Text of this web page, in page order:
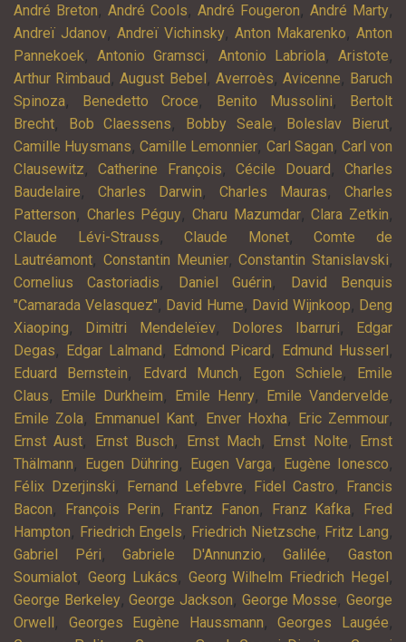
André Breton, André Cools, André Fougeron, André Marty,
Andreï Jdanov, Andreï Vichinsky, Anton Makarenko, Anton
Pannekoek,Antonio Gramsci, Antonio Labriola,Aristote,
Arthur Rimbaud ,August Bebel , Averroès, Avicenne, Baruch
Spinoza, Benedetto Croce, Benito Mussolini,
Bertolt
Brecht, Bob Claessens, Bobby Seale, Boleslav Bierut,
Camille Huysmans,Camille Lemonnier, Carl Sagan, Carl von
Clausewitz,Catherine François,Cécile Douard ,Charles
Baudelaire, Charles Darwin, Charles Mauras, Charles
Patterson, Charles Péguy,Charu Mazumdar,Clara Zetkin,
Claude Lévi-Strauss,Claude Monet,Comte de
Lautréamont, Constantin Meunier,Constantin Stanislavski,
Cornelius Castoriadis, Daniel Guérin,
David Benquis
"Camarada Velasquez", David Hume, David Wijnkoop, Deng
Xiaoping, Dimitri Mendeleïev, Dolores Ibarruri,
Edgar
Degas, Edgar Lalmand , Edmond Picard , Edmund Husserl ,
Eduard Bernstein, Edvard Munch, Egon Schiele,
Emile
Claus, Emile Durkheim, Emile Henry, Emile Vandervelde,
Emile Zola, Emmanuel Kant, Enver Hoxha, Eric Zemmour,
Ernst Aust, Ernst Busch, Ernst Mach, Ernst Nolte,
Ernst
Thälmann, Eugen Dühring, Eugen Varga, Eugène Ionesco,
Félix Dzerjinski, Fernand Lefebvre, Fidel Castro,
Francis
Bacon, François Perin, Frantz Fanon, Franz Kafka,
Fred
Hampton, Friedrich Engels, Friedrich Nietzsche, Fritz Lang,
Gabriel Péri,Gabriele D'Annunzio,Galilée,Gaston
Soumialot, Georg Lukács, Georg Wilhelm Friedrich Hegel ,
George Berkeley,George Jackson, George Mosse,George
Orwell , Georges Eugène Haussmann,Georges Laugée,